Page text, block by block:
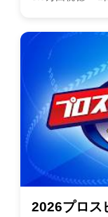
2026プロス